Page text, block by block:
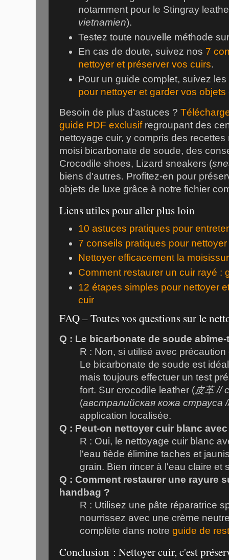
notamment pour le Stingray
vietnamien).
Testez toute nouvelle méthode
En cas de doute, suivez nos 7
nettoyer et préserver vos cuirs.
Pour un guide complet, suivez les
pour nettoyer et garder vos
Besoin de plus d'astuces ?
guide PDF exclusifregroupant des
nettoyage cuir, y compris des
moisi bicarbonate de soude, des
Crocodile shoes, Lizard sneakers (
biens d'autres. Profitez-en pour
objets de luxe grâce à notre fichier
Liens utiles pour aller plus loin
10 astuces pratiques pour
7 conseils pratiques pour
Nettoyer efficacement la
Comment restaurer un cuir rayé :
12 étapes simples pour nettoyer
cuir
FAQ – Toutes vos questions sur le
Q : Le bicarbonate de soude
R : Non, si utilisé avec
Le bicarbonate de soude est
mais toujours effectuer un test
fort. Sur crocodile leather (皮革 //
(австралийская кожа страуса
application localisée.
Q : Peut-on nettoyer cuir blanc
R : Oui, le nettoyage cuir blanc
l'eau tiède élimine taches et
grain. Bien rincer à l'eau claire et
Q : Comment restaurer une rayure
handbag ?
R : Utilisez une pâte réparatrice
nourrissez avec une crème
complète dans notre guide de
Conclusion : Nettoyer cuir, c'est